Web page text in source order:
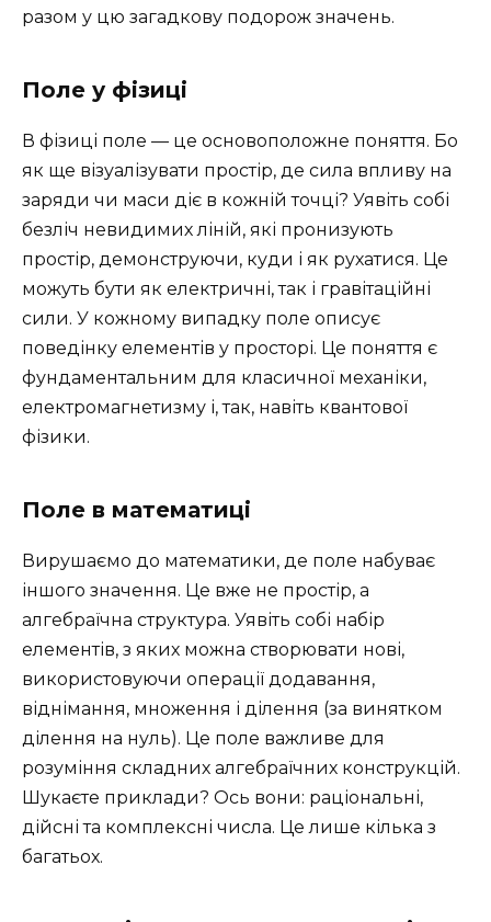
разом у цю загадкову подорож значень.
Поле у фізиці
В фізиці поле — це основоположне поняття. Бо
як ще візуалізувати простір, де сила впливу на
заряди чи маси діє в кожній точці? Уявіть собі
безліч невидимих ліній, які пронизують
простір, демонструючи, куди і як рухатися. Це
можуть бути як електричні, так і гравітаційні
сили. У кожному випадку поле описує
поведінку елементів у просторі. Це поняття є
фундаментальним для класичної механіки,
електромагнетизму і, так, навіть квантової
фізики.
Поле в математиці
Вирушаємо до математики, де поле набуває
іншого значення. Це вже не простір, а
алгебраїчна структура. Уявіть собі набір
елементів, з яких можна створювати нові,
використовуючи операції додавання,
віднімання, множення і ділення (за винятком
ділення на нуль). Це поле важливе для
розуміння складних алгебраїчних конструкцій.
Шукаєте приклади? Ось вони: раціональні,
дійсні та комплексні числа. Це лише кілька з
багатьох.